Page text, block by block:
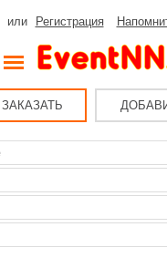
или Регистрация
ЗАКАЗАТЬ